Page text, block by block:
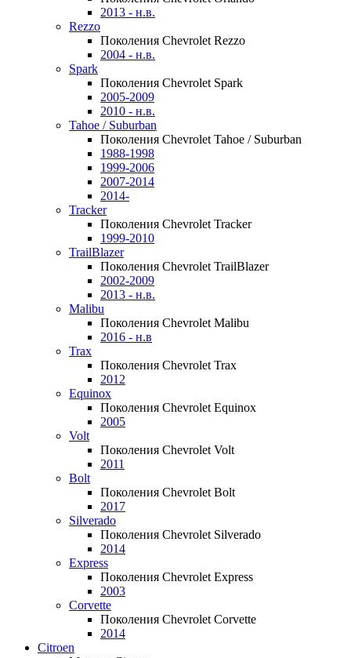
2013 - н.в.
Rezzo
Поколения Chevrolet Rezzo
2004 - н.в.
Spark
Поколения Chevrolet Spark
2005-2009
2010 - н.в.
Tahoe / Suburban
Поколения Chevrolet Tahoe / Suburban
1988-1998
1999-2006
2007-2014
2014-
Tracker
Поколения Chevrolet Tracker
1999-2010
TrailBlazer
Поколения Chevrolet TrailBlazer
2002-2009
2013 - н.в.
Malibu
Поколения Chevrolet Malibu
2016 - н.в
Trax
Поколения Chevrolet Trax
2012
Equinox
Поколения Chevrolet Equinox
2005
Volt
Поколения Chevrolet Volt
2011
Bolt
Поколения Chevrolet Bolt
2017
Silverado
Поколения Chevrolet Silverado
2014
Express
Поколения Chevrolet Express
2003
Corvette
Поколения Chevrolet Corvette
2014
Citroen